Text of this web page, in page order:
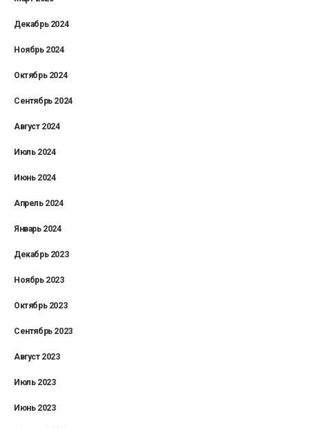
Декабрь 2024
Ноябрь 2024
Октябрь 2024
Сентябрь 2024
Август 2024
Июль 2024
Июнь 2024
Апрель 2024
Январь 2024
Декабрь 2023
Ноябрь 2023
Октябрь 2023
Сентябрь 2023
Август 2023
Июль 2023
Июнь 2023